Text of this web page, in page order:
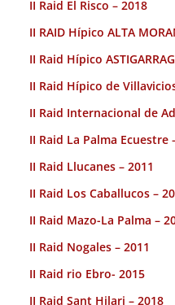
II Raid El Risco – 2018
II RAID Hípico ALTA
II Raid Hípico
II Raid Hípico de
II Raid Internacional de
II Raid La Palma Ecuestre
II Raid Llucanes – 2011
II Raid Los Caballucos –
II Raid Mazo-La Palma –
II Raid Nogales – 2011
II Raid rio Ebro- 2015
II Raid Sant Hilari – 2018